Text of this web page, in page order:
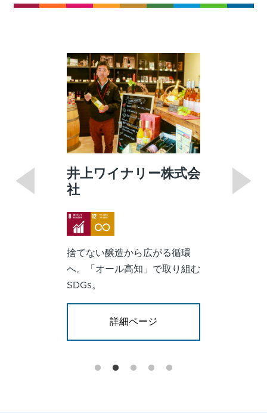
井上ワイナリー株式会
社
ImageImage
捨てない醸造から広がる循環
へ。「オール高知」で取り組む
SDGs。
詳細ページ